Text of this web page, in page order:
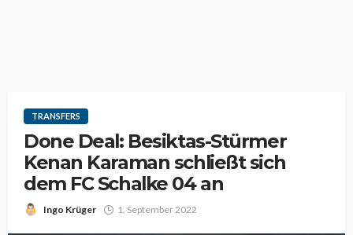
TRANSFERS
Done Deal: Besiktas-Stürmer
Kenan Karaman schließt sich
dem FC Schalke 04 an
Ingo Krüger 1. September 2022